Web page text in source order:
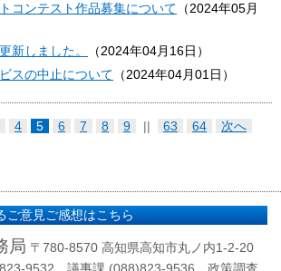
コンテスト作品募集について （2024年05月
新しました。
（2024年04月16日 ）
スの中止について （2024年04月01日 ）
4 5 6 7 8 9 || 63 64 次へ
ご意見ご感想はこちら
局 〒780-8570 高知県高知市丸ノ内1-2-20